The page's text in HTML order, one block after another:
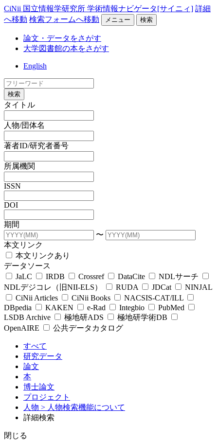
CiNii 国立情報学研究所 学術情報ナビゲータ[サイニィ] 詳細
へ移動 検索フォームへ移動 メニュー 検索
論文・データをさがす
大学図書館の本をさがす
English
検索
タイトル
人物/団体名
著者ID/研究者番号
所属機関
ISSN
DOI
期間
〜
本文リンク
本文リンクあり
データソース
JaLC
IRDB Crossref DataCite
NDLサーチ
NDLデジコレ（旧NII-ELS）
RUDA JDCat
NINJAL
CiNii Articles
CiNii Books
NACSIS-CAT/ILL
DBpedia
KAKEN e-Rad Integbio
PubMed
LSDB Archive
極地研ADS
極地研学術DB
OpenAIRE
公共データカタログ
すべて
研究データ
論文
本
博士論文
プロジェクト
人物 > 人物検索機能について
詳細検索
閉じる